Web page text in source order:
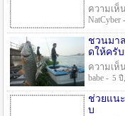
ความเห็
NatCyber -
ชวนมา
ดให้ครั
ความเห็
babe - 5 ปี
ช่วยแน
บ